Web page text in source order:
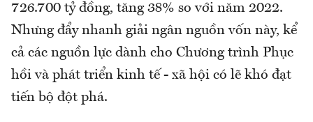
726.700 tỷ đồng, tăng 38% so với năm 2022.
Nhưng đẩy nhanh giải ngân nguồn vốn này, kể
cả các nguồn lực dành cho Chương trình Phục
hồi và phát triển kinh tế - xã hội có lẽ khó đạt
tiến bộ đột phá.